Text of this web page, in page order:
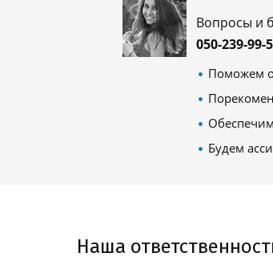
Вопросы и
050-239-99-
Поможем
Будем
Наша